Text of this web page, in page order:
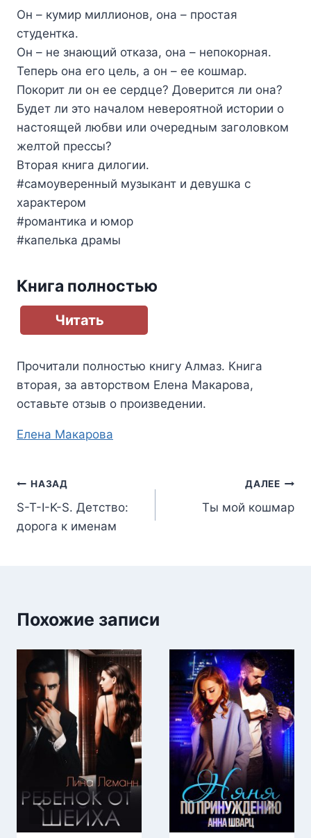
Он – кумир миллионов, она – простая
студентка.
Он – не знающий отказа, она – непокорная.
Теперь она его цель, а он – ее кошмар.
Покорит ли он ее сердце? Доверится ли она?
Будет ли это началом невероятной истории о
настоящей любви или очередным заголовком
желтой прессы?
Вторая книга дилогии.
#самоуверенный музыкант и девушка с
характером
#романтика и юмор
#капелька драмы
Книга полностью
Читать
Прочитали полностью книгу Алмаз. Книга
вторая, за авторством Елена Макарова,
оставьте отзыв о произведении.
Метки
Елена Макарова
Навигация
по
записям
НАЗАД
S-T-I-K-S. Детство:
дорога к именам
ДАЛЕЕ
Ты мой кошмар
Похожие записи